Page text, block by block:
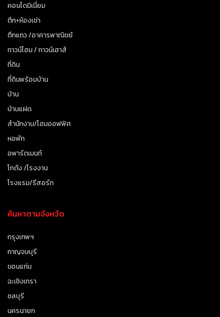
คอนโดมิเนี่ยม
ตึก+ห้องเช่า
ตึกแถว /อาคารพาณิชย์
ทาวน์โฮม / ทาวน์เฮาส์
ที่ดิน
ที่ดินพร้อมบ้าน
บ้าน
บ้านแฝด
สำนักงาน/โฮมออฟฟิศ
หอพัก
อพาร์ตเมนท์
โกดัง /โรงงาน
โรงแรม/รีสอร์ท
ค้นหาตามจังหวัด
กรุงเทพฯ
กาญจนบุรี
ขอนแก่น
ฉะเชิงเทรา
ชลบุรี
นครนายก